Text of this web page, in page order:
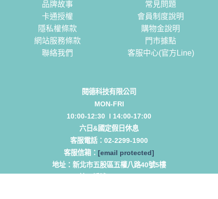
品牌故事
卡通授權
隱私權條款
網站服務條款
聯絡我們
常見問題
會員制度說明
購物金說明
門市據點
客服中心(官方Line)
閱德科技有限公司
MON-FRI
10:00-12:30 l 14:00-17:00
六日&國定假日休息
客服電話： 02-2299-1900
客服信箱： [email protected]
地址： 新北市五股區五權八路40號5樓